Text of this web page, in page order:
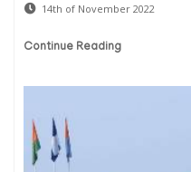
14th of November 2022
Continue Reading